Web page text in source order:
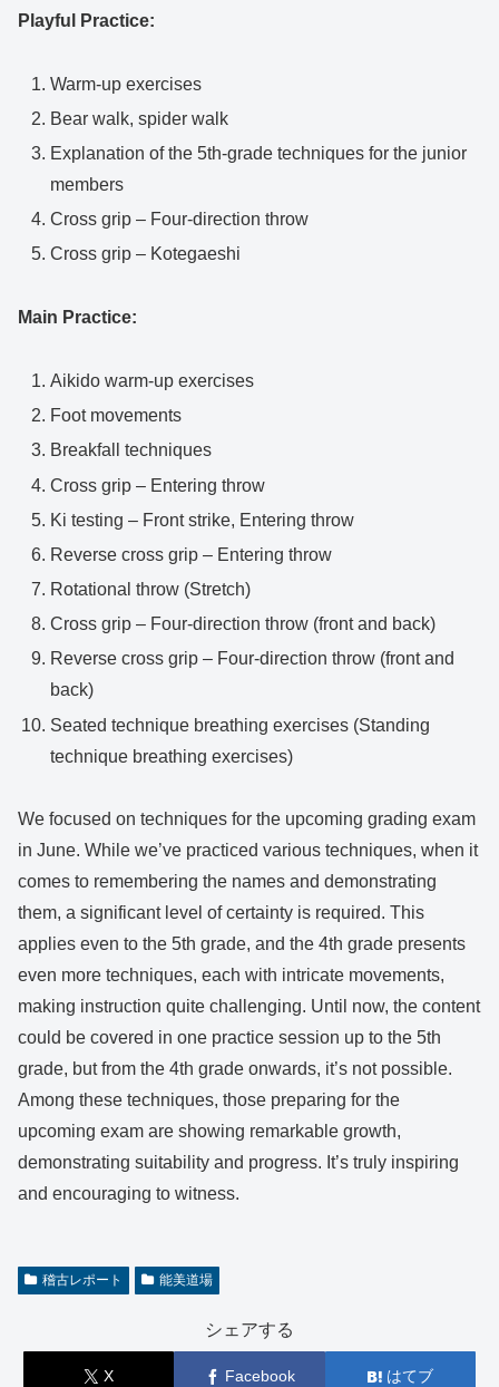
Playful Practice:
Warm-up exercises
Bear walk, spider walk
Explanation of the 5th-grade techniques for the junior
members
Cross grip – Four-direction throw
Cross grip – Kotegaeshi
Main Practice:
Aikido warm-up exercises
Foot movements
Breakfall techniques
Cross grip – Entering throw
Ki testing – Front strike, Entering throw
Reverse cross grip – Entering throw
Rotational throw (Stretch)
Cross grip – Four-direction throw (front and back)
Reverse cross grip – Four-direction throw (front and
back)
Seated technique breathing exercises (Standing
technique breathing exercises)
We focused on techniques for the upcoming grading exam
in June. While we’ve practiced various techniques, when it
comes to remembering the names and demonstrating
them, a significant level of certainty is required. This
applies even to the 5th grade, and the 4th grade presents
even more techniques, each with intricate movements,
making instruction quite challenging. Until now, the content
could be covered in one practice session up to the 5th
grade, but from the 4th grade onwards, it’s not possible.
Among these techniques, those preparing for the
upcoming exam are showing remarkable growth,
demonstrating suitability and progress. It’s truly inspiring
and encouraging to witness.
稽古レポート 能美道場
シェアする
X Facebook はてブ